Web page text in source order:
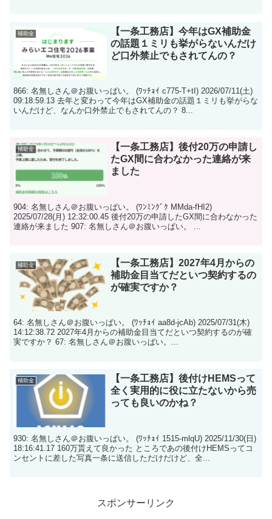
補助金
【一条工務店】今年はGX補助金
の話題１ミリも挙がらないんだけ
ど口外禁止でもされてんの？
866: 名無しさん＠お腹いっぱい。 (ﾜｯﾁｮｲ c775-T+tI) 2026/07/11(土)
09:18:59.13 去年と変わって今年はGX補助金の話題１ミリも挙がらな
いんだけど、なんか口外禁止でもされてんの？ 8...
補助金
【一条工務店】後付20万の申請し
たGX間に合わなかった連絡が来
ました
904: 名無しさん＠お腹いっぱい。 (ﾜﾝﾐﾝｸﾞｸ MMda-fHI2)
2025/07/28(月) 12:32:00.45 後付20万の申請したGX間に合わなかった
連絡が来ました 907: 名無しさん＠お腹いっぱい。 ...
補助金
【一条工務店】2027年4月からの
補助金目当てだといつ契約するの
が確実ですか？
64: 名無しさん＠お腹いっぱい。 (ﾜｯﾁｮｲ aa8d-jcAb) 2025/07/31(木)
14:12:38.72 2027年4月からの補助金目当てだといつ契約するのが確
実ですか？ 67: 名無しさん＠お腹いっぱい。...
補助金
【一条工務店】後付けHEMSって
全く実用的に役に立たないから売
っても良いのかね？
930: 名無しさん＠お腹いっぱい。 (ﾜｯﾁｮｲ 1515-mlqU) 2025/11/30(日)
18:16:41.17 160万貰えて良かった ところであの後付けHEMSってコ
ンセントに差した写真一条に送信しただけだけど、全...
スポンサーリンク